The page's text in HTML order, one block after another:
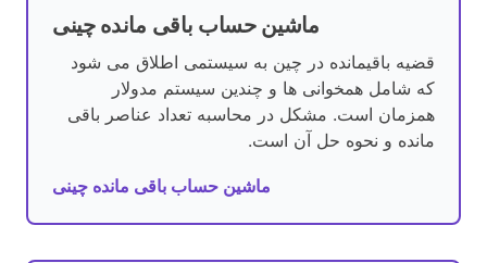
ماشین حساب باقی مانده چینی
قضیه باقیمانده در چین به سیستمی اطلاق می شود
که شامل همخوانی ها و چندین سیستم مدولار
همزمان است. مشکل در محاسبه تعداد عناصر باقی
مانده و نحوه حل آن است.
ماشین حساب باقی مانده چینی